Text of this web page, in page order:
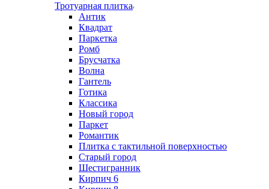
Тротуарная плитка
Антик
Квадрат
Паркетка
Ромб
Брусчатка
Волна
Гантель
Готика
Классика
Новый город
Паркет
Романтик
Плитка с тактильной поверхностью
Старый город
Шестигранник
Кирпич 6